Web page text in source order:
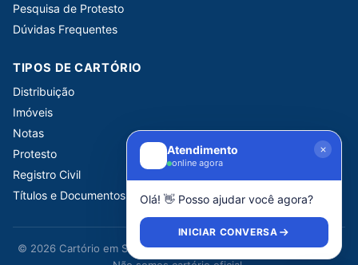
Pesquisa de Protesto
Dúvidas Frequentes
TIPOS DE CARTÓRIO
Distribuição
Imóveis
Notas
Protesto
Registro Civil
Títulos e Documentos
© 2026 Cartório em São Paulo. Portal informativo independente.
Atendimento
online agora
Olá! 👋 Posso ajudar você agora?
INICIAR CONVERSA